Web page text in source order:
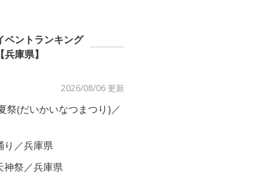
ベントランキング
【兵庫県】
2026/08/06 更新
祭(だいかいなつまつり)／
り／兵庫県
神祭／兵庫県